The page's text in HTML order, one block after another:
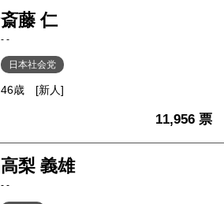
斎藤 仁
- -
日本社会党
46歳 [新人]
11,956 票
高梨 義雄
- -